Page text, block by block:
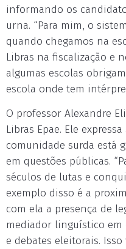
informando os
urna. “Para mim, o
quando chegamos na
Libras na fiscalização e
algumas escolas
escola onde tem
O professor Alexandre
Libras Epae. Ele
comunidade surda está
em questões públicas.
séculos de lutas e
exemplo disso é a
com ela a presença de
mediador linguístico em
e debates eleitorais.